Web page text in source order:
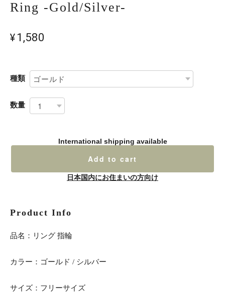
Ring -Gold/Silver-
¥1,580
種類
数量
International shipping available
Add to cart
日本国内にお住まいの方向け
Product Info
品名：リング 指輪
カラー：ゴールド / シルバー
サイズ：フリーサイズ